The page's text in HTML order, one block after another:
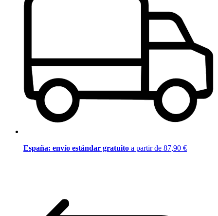
España: envío estándar gratuito a partir de 87,90 €